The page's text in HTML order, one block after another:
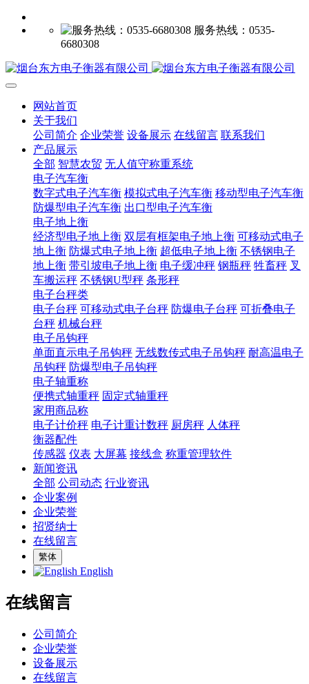
服务热线：0535-
6680308
网站首页
关于我们
公司简介 企业荣誉 设备展示 在线留言 联系我们
产品展示
全部 智慧农贸 无人值守称重系统
电子汽车衡
数字式电子汽车衡 模拟式电子汽车衡 移动型电子汽车衡
防爆型电子汽车衡 出口型电子汽车衡
电子地上衡
经济型电子地上衡 双层有框架电子地上衡 可移动式电子
地上衡 防爆式电子地上衡 超低电子地上衡 不锈钢电子
地上衡 带引坡电子地上衡 电子缓冲秤 钢瓶秤 牲畜秤 叉
车搬运秤 不锈钢U型秤 条形秤
电子台秤类
电子台秤 可移动式电子台秤 防爆电子台秤 可折叠电子
台秤 机械台秤
电子吊钩秤
单面直示电子吊钩秤 无线数传式电子吊钩秤 耐高温电子
吊钩秤 防爆型电子吊钩秤
电子轴重称
便携式轴重秤 固定式轴重秤
家用商品称
电子计价秤 电子计重计数秤 厨房秤 人体秤
衡器配件
传感器 仪表 大屏幕 接线盒 称重管理软件
新闻资讯
全部 公司动态 行业资讯
企业案例
企业荣誉
招贤纳士
在线留言
繁体
English
在线留言
公司简介
企业荣誉
设备展示
在线留言